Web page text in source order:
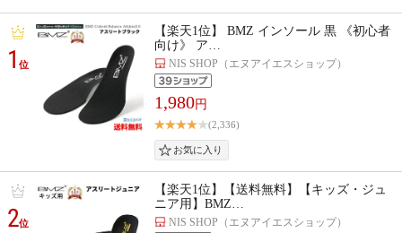
1位
【楽天1位】 BMZ インソール 黒 《初心者
向け》 ア…
NIS SHOP（エヌアイエスショップ）
1,980円
(2,336)
2位
【楽天1位】【送料無料】【キッズ・ジュ
ニア用】BMZ…
NIS SHOP（エヌアイエスショップ）